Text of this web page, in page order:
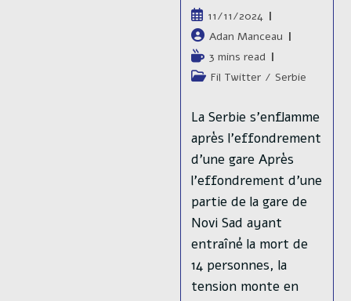
Publication
publiée :
11/11/2024
Auteur/autrice
de
la
publication :
Adan Manceau
Temps
de
3 mins read
PostFil Twitter / Serbie
La Serbie s’enflamme
après l'effondrement
d'une gare Après
l’effondrement d’une
partie de la gare de
Novi Sad ayant
entraîné la mort de
14 personnes, la
tension monte en